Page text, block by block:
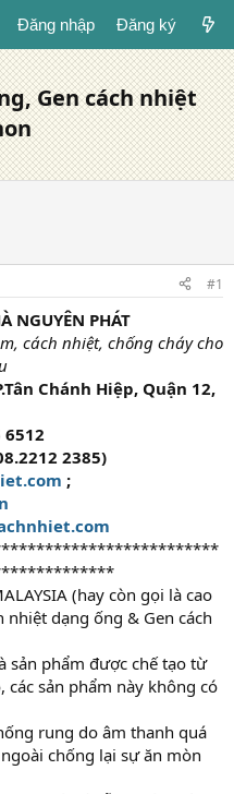
Đăng nhập Đăng ký
Gen cách nhiệt
#1
NGUYÊN PHÁT
cách nhiệt, chống cháy cho
Chánh Hiệp, Quận 12,
6512
2385)
;
(hay còn gọi là cao
nhiệt dạng ống & Gen cách
sản phẩm được chế tạo từ
các sản phẩm này không có
rung do âm thanh quá
chống lại sự ăn mòn